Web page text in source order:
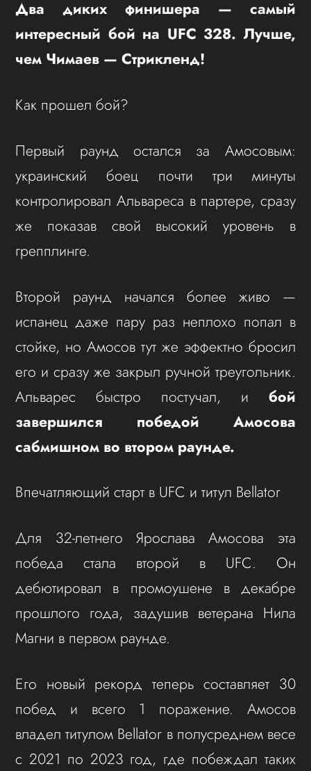
Два диких финишера — самый
интересный бой на UFC 328. Лучше,
чем Чимаев — Стрикленд!
Как прошел бой?
Первый раунд остался за Амосовым:
украинский боец почти три минуты
контролировал Альвареса в партере, сразу
же показав свой высокий уровень в
грепплинге.
Второй раунд начался более живо —
испанец даже пару раз неплохо попал в
стойке, но Амосов тут же эффектно бросил
его и сразу же закрыл ручной треугольник.
Альварес быстро постучал, и бой
завершился победой Амосова
сабмишном во втором раунде.
Впечатляющий старт в UFC и титул Bellator
Для 32-летнего Ярослава Амосова эта
победа стала второй в UFC. Он
дебютировал в промоушене в декабре
прошлого года, задушив ветерана Нила
Магни в первом раунде.
Его новый рекорд теперь составляет 30
побед и всего 1 поражение. Амосов
владел титулом Bellator в полусреднем весе
с 2021 по 2023 год, где побеждал таких